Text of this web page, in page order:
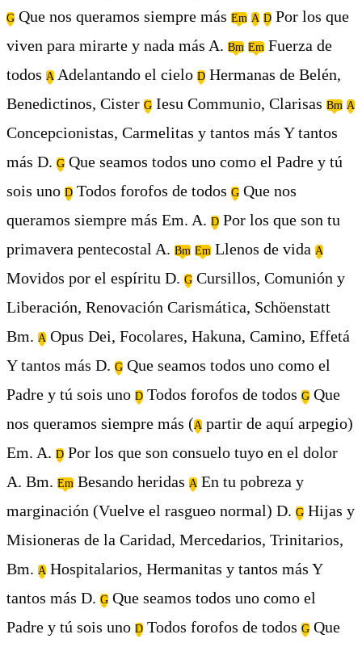
G Que nos queramos siempre más Em A D Por los que
viven para mirarte y nada más A. Bm Em Fuerza de
todos A Adelantando el cielo D Hermanas de Belén,
Benedictinos, Cister G Iesu Communio, Clarisas Bm A
Concepcionistas, Carmelitas y tantos más Y tantos
más D. G Que seamos todos uno como el Padre y tú
sois uno D Todos forofos de todos G Que nos
queramos siempre más Em. A. D Por los que son tu
primavera pentecostal A. Bm Em Llenos de vida A
Movidos por el espíritu D. G Cursillos, Comunión y
Liberación, Renovación Carismática, Schöenstatt
Bm. A Opus Dei, Focolares, Hakuna, Camino, Effetá
Y tantos más D. G Que seamos todos uno como el
Padre y tú sois uno D Todos forofos de todos G Que
nos queramos siempre más (A partir de aquí arpegio)
Em. A. D Por los que son consuelo tuyo en el dolor
A. Bm. Em Besando heridas A En tu pobreza y
marginación (Vuelve el rasgueo normal) D. G Hijas y
Misioneras de la Caridad, Mercedarios, Trinitarios,
Bm. A Hospitalarios, Hermanitas y tantos más Y
tantos más D. G Que seamos todos uno como el
Padre y tú sois uno D Todos forofos de todos G Que